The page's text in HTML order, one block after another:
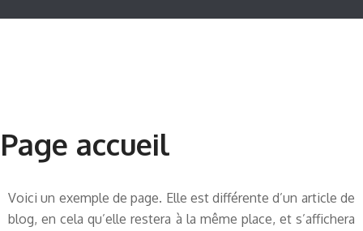
Page accueil
Voici un exemple de page. Elle est différente d’un article de
blog, en cela qu’elle restera à la même place, et s’affichera